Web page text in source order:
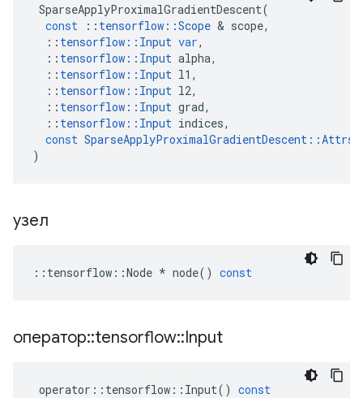
SparseApplyProximalGradientDescent(
const
:: tensorflow ::Scope & scope,
:: tensorflow :: Input var,
:: tensorflow :: Input alpha,
:: tensorflow :: Input l1 ,
:: tensorflow :: Input l2,
:: tensorflow :: Input grad,
:: tensorflow :: Input indices,
const SparseApplyProximalGradientDescent ::Attrs
)
узел
:: tensorflow ::Node * node() const
оператор::tensorflow::Input
operator :: tensorflow :: Input() const